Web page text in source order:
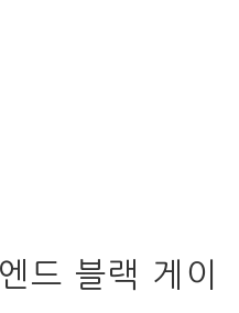
드 블랙 게이